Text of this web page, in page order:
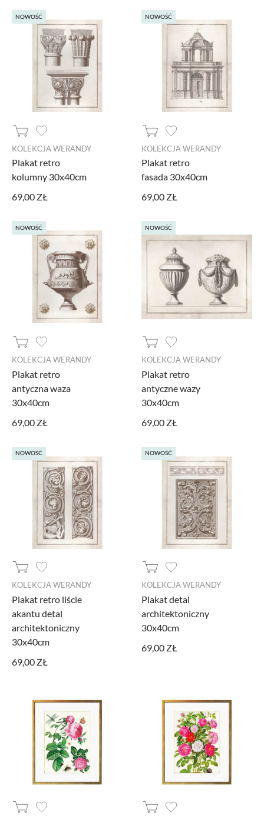
NOWOŚĆ
KOLEKCJA WERANDY
Plakat retro
kolumny 30x40cm
69,00 ZŁ
NOWOŚĆ
KOLEKCJA WERANDY
Plakat retro
fasada 30x40cm
69,00 ZŁ
NOWOŚĆ
KOLEKCJA WERANDY
Plakat retro
antyczna waza
30x40cm
69,00 ZŁ
NOWOŚĆ
KOLEKCJA WERANDY
Plakat retro
antyczne wazy
30x40cm
69,00 ZŁ
NOWOŚĆ
KOLEKCJA WERANDY
Plakat retro liście
akantu detal
architektoniczny
30x40cm
69,00 ZŁ
NOWOŚĆ
KOLEKCJA WERANDY
Plakat detal
architektoniczny
30x40cm
69,00 ZŁ